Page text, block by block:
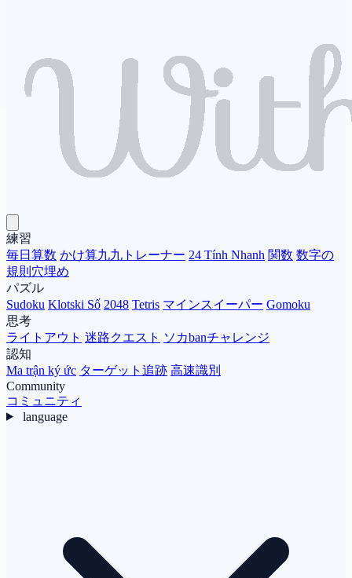
練習
毎日算数 かけ算九九トレーナー 24 Tính Nhanh 関数 数字の
規則穴埋め
パズル
Sudoku Klotski Số 2048 Tetris マインスイーパー Gomoku
思考
ライトアウト 迷路クエスト ソカbanチャレンジ
認知
Ma trận ký ức ターゲット追跡 高速識別
Community
コミュニティ
language